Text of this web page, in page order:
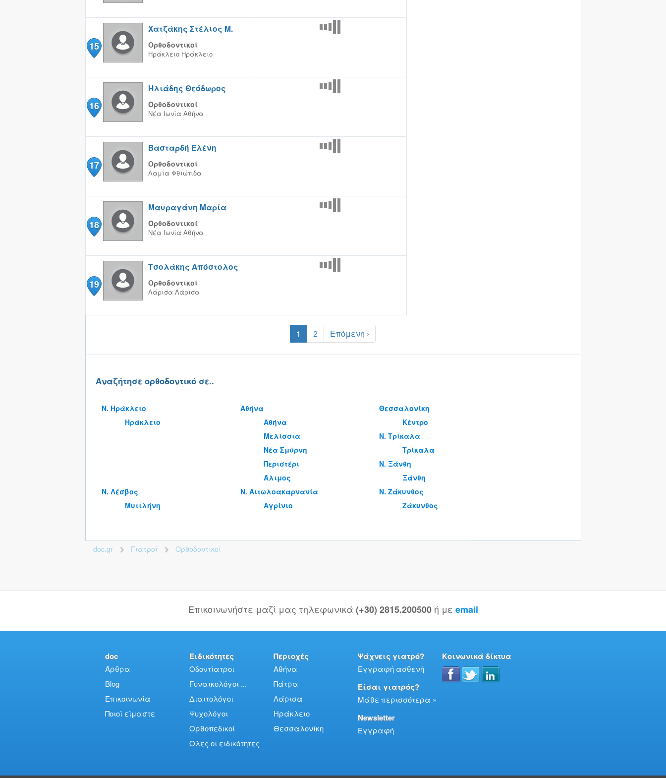
15
Χατζάκης Στέλιος Μ.
Ορθοδοντικοί
Ηράκλειο Ηράκλειο
16
Ηλιάδης Θεόδωρος
Ορθοδοντικοί
Νέα Ιωνία Αθήνα
17
Βασταρδή Ελένη
Ορθοδοντικοί
Λαμία Φθιώτιδα
18
Μαυραγάνη Μαρία
Ορθοδοντικοί
Νέα Ιωνία Αθήνα
19
Τσολάκης Απόστολος
Ορθοδοντικοί
Λάρισα Λάρισα
1 2 Επόμενη ›
Αναζήτησε ορθοδοντικό σε..
Ν. Ηράκλειο
Ηράκλειο
Αθήνα
Αθήνα
Μελίσσια
Νέα Σμύρνη
Περιστέρι
Άλιμος
Θεσσαλονίκη
Κέντρο
Ν. Τρίκαλα
Τρίκαλα
Ν. Ξάνθη
Ξάνθη
Ν. Λέσβος
Μυτιλήνη
Ν. Αιτωλοακαρνανία
Αγρίνιο
Ν. Ζάκυνθος
Ζάκυνθος
doc.gr >Γιατροί >
Ορθοδοντικοί
Επικοινωνήστε μαζί μας τηλεφωνικά (+30) 2815.200500 ή με email
doc
Άρθρα
Blog
Επικοινωνία
Ποιοί είμαστε
Ειδικότητες
Οδοντίατροι
Γυναικολόγοι ...
Διαιτολόγοι
Ψυχολόγοι
Ορθοπεδικοί
Όλες οι ειδικότητες
Περιοχές
Αθήνα
Πάτρα
Λάρισα
Ηράκλειο
Θεσσαλονίκη
Ψάχνεις γιατρό?
Εγγραφή ασθενή
Είσαι γιατρός?
Μάθε περισσότερα »
Newsletter
Εγγραφή
Κοινωνικά δίκτυα